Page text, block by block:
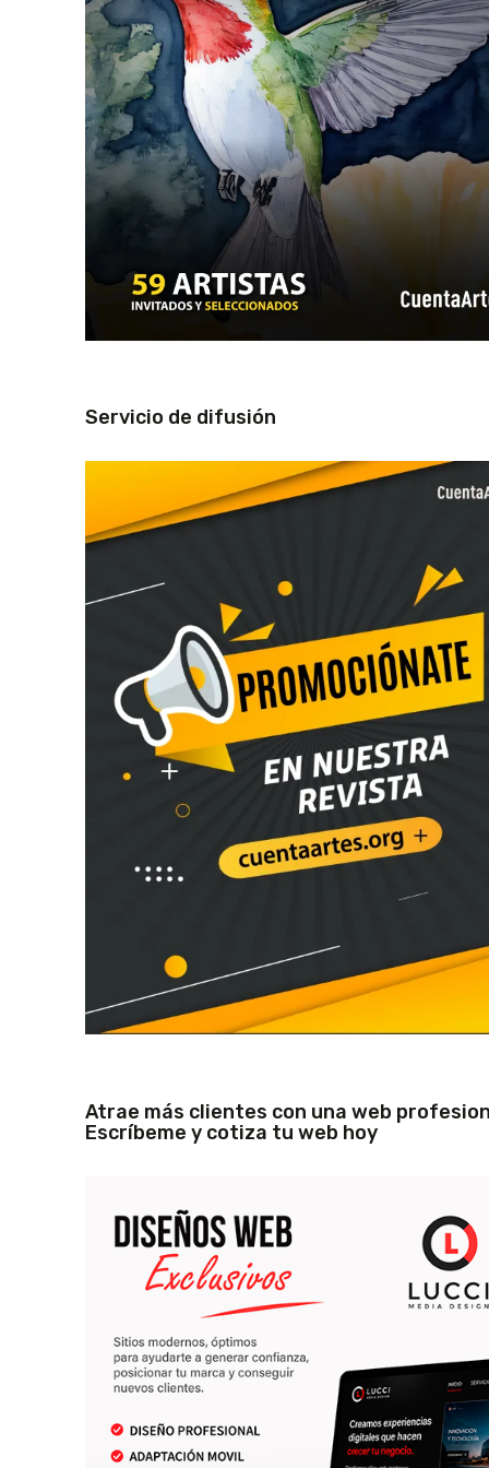
Servicio de difusión
Atrae más clientes con una web
Escríbeme y cotiza tu web hoy